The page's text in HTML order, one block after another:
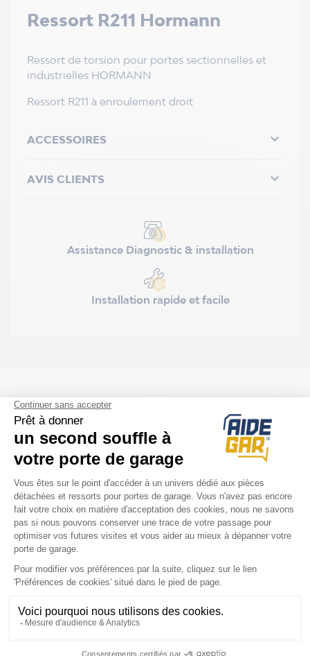
Ressort R211 Hormann
Ressort de torsion pour portes sectionnelles et
industrielles HORMANN
Ressort R211 à enroulement droit
ACCESSOIRES 
AVIS CLIENTS 
Assistance Diagnostic & installation
Installation rapide et facile
ACCESSOIRES
Mandrins pour
ressorts Hörmann de
diamètre intérieur
95mm
Prix
109,90 €